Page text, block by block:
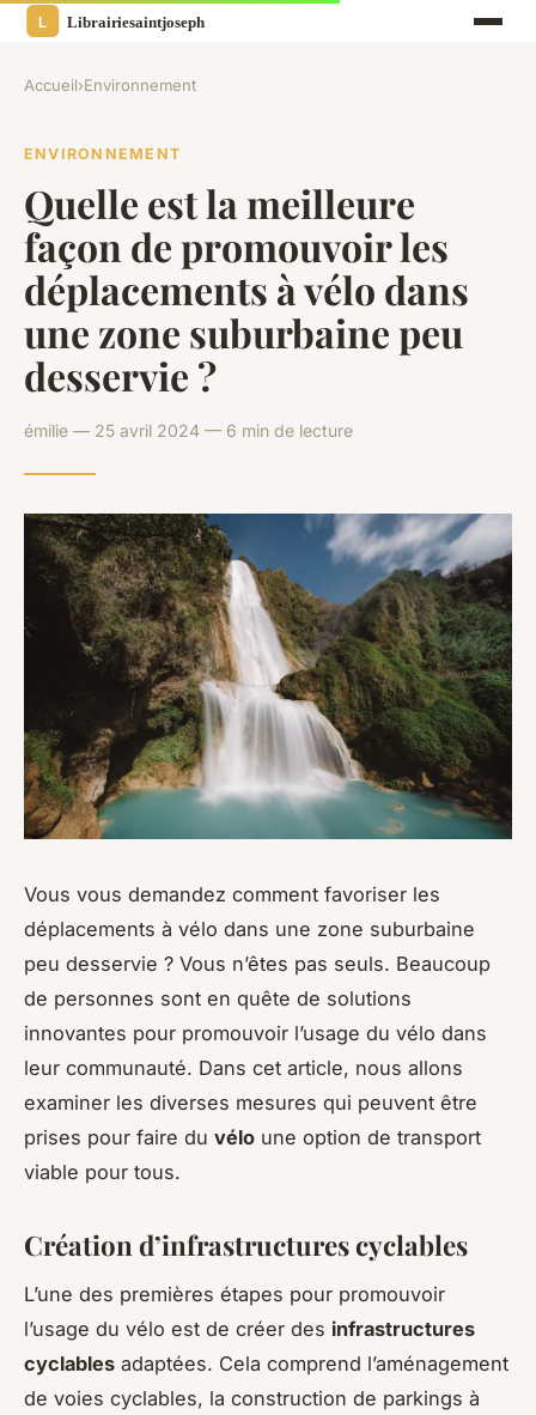
Accueil›Environnement
ENVIRONNEMENT
Quelle est la meilleure
façon de promouvoir les
déplacements à vélo dans
une zone suburbaine peu
desservie ?
émilie — 25 avril 2024 — 6 min de lecture
Vous vous demandez comment favoriser les
déplacements à vélo dans une zone suburbaine
peu desservie ? Vous n’êtes pas seuls. Beaucoup
de personnes sont en quête de solutions
innovantes pour promouvoir l’usage du vélo dans
leur communauté. Dans cet article, nous allons
examiner les diverses mesures qui peuvent être
prises pour faire du vélo une option de transport
viable pour tous.
Création d’infrastructures cyclables
L’une des premières étapes pour promouvoir
l’usage du vélo est de créer des infrastructures
cyclables adaptées. Cela comprend l’aménagement
de voies cyclables, la construction de parkings à